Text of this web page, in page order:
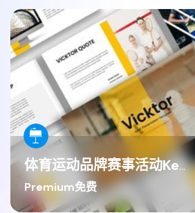
体育运动品牌赛事活动Keynote模板
Premium免费